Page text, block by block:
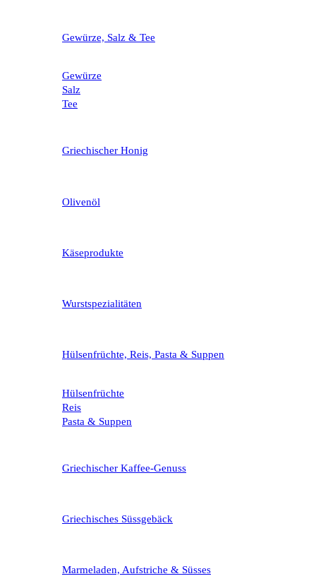
Gewürze, Salz & Tee
Gewürze
Salz
Tee
Griechischer Honig
Olivenöl
Käseprodukte
Wurstspezialitäten
Hülsenfrüchte, Reis, Pasta & Suppen
Hülsenfrüchte
Reis
Pasta & Suppen
Griechischer Kaffee-Genuss
Griechisches Süssgebäck
Marmeladen, Aufstriche & Süsses